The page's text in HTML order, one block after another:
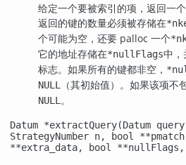
给定一个要被索引的项，返回一
返回的键的数量必须被存储在
个可能为空，还要 palloc 一个
它的地址存储在*nullFlags中，
标志。如果所有的键都非空，
NULL （其初始值）。如果该项不
NULL 。
Datum *extractQuery(Datum
StrategyNumber n, bool
**extra_data, bool **nullFlags,